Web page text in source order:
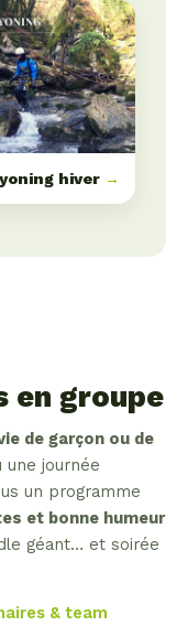
hiver →
en groupe
de garçon ou de
journée
un programme
et bonne humeur
géant… et soirée
& team